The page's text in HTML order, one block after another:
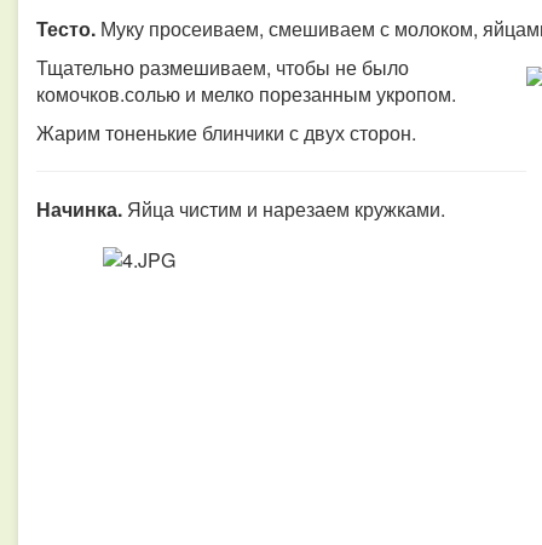
Тесто. Муку просеиваем, смешиваем с молоком,
Тщательно размешиваем, чтобы не было
комочков.солью и мелко порезанным укропом.
Жарим тоненькие блинчики с двух сторон.
Начинка. Яйца чистим и нарезаем кружками.